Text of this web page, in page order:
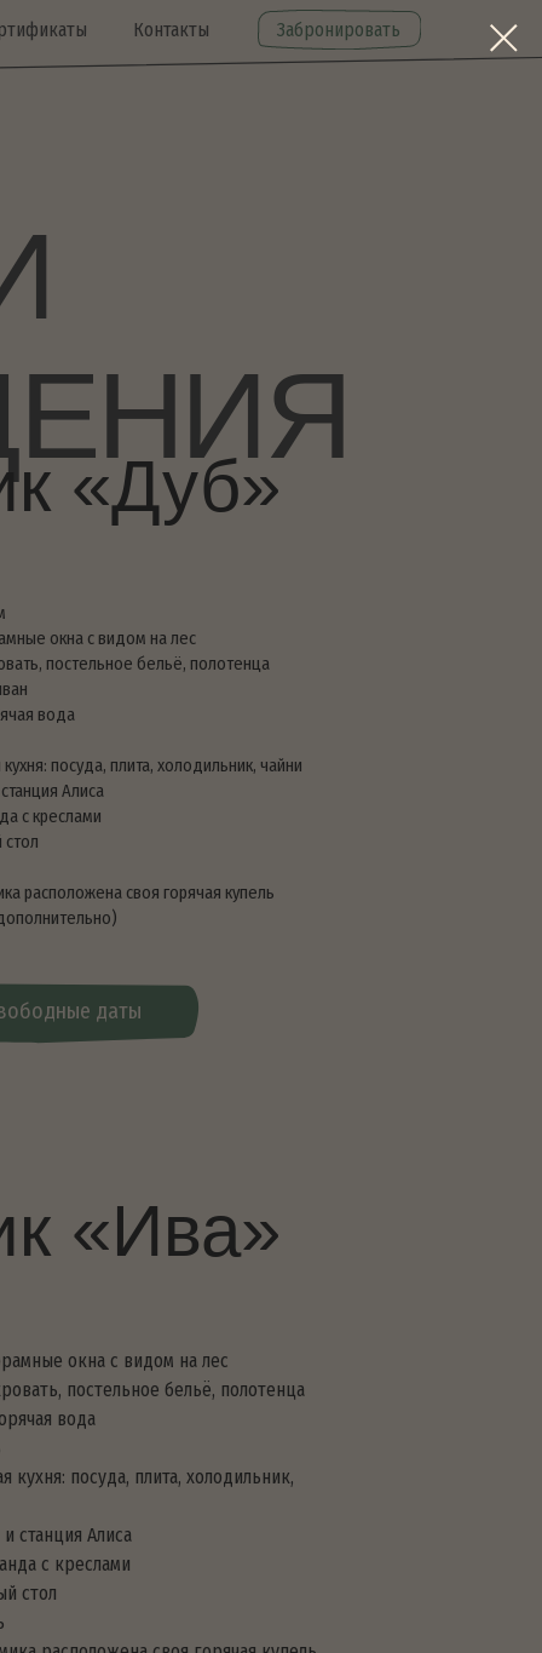
Контакты Забронировать
холодильник, чайни
горячая купель
на лес
бельё, полотенца
своя горячая купель